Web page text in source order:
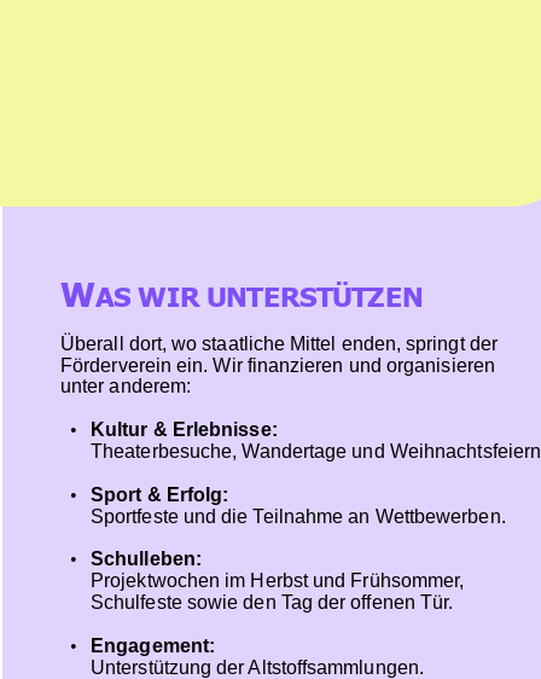
WAS WIR UNTERSTÜTZEN
Überall dort, wo staatliche Mittel enden, springt der
Förderverein ein. Wir finanzieren und organisieren
unter anderem:
•
Kultur & Erlebnisse:
Theaterbesuche, Wandertage und
•
Sport & Erfolg:
Sportfeste und die Teilnahme an Wettbewerben.
•
Schulleben:
Projektwochen im Herbst und Frühsommer,
Schulfeste sowie den Tag der offenen Tür.
•
Engagement:
Unterstützung der Altstoffsammlungen.